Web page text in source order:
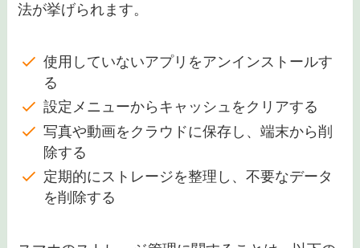
法が挙げられます。
使用していないアプリをアンインストールす
る
設定メニューからキャッシュをクリアする
写真や動画をクラウドに保存し、端末から削
除する
定期的にストレージを整理し、不要なデータ
を削除する